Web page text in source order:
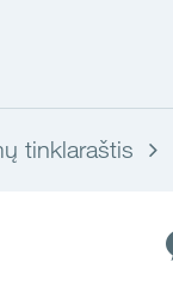
tinklaraštis